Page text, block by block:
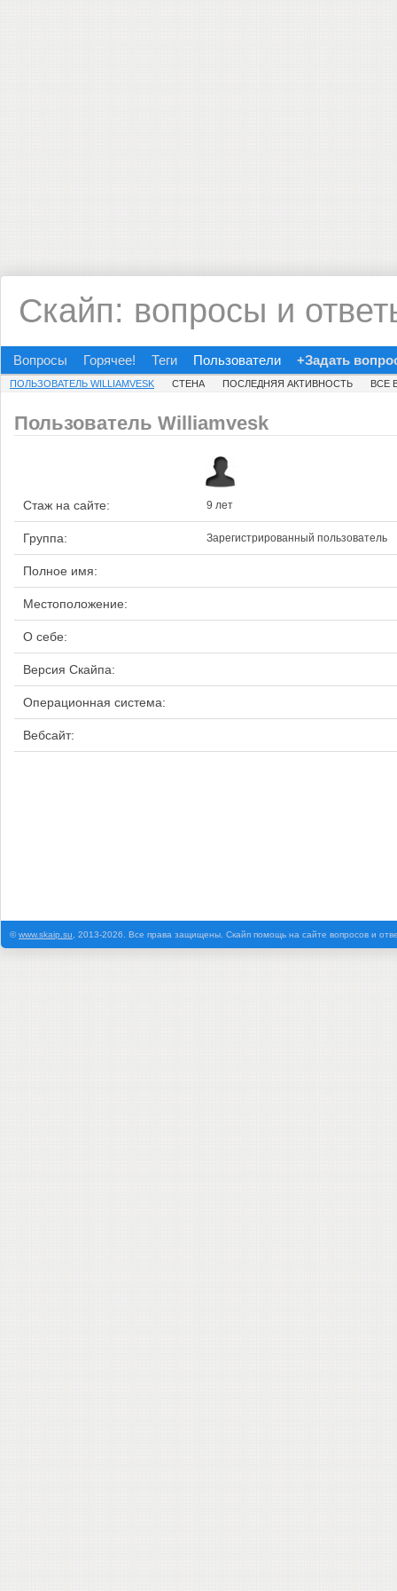
Скайп: вопросы и
Вопросы Горячее! Теги Пользователи +Задать
ПОЛЬЗОВАТЕЛЬ WILLIAMVESK СТЕНА ПОСЛЕДНЯЯ АКТИВНОСТЬ ВСЕ
Пользователь Williamvesk
Стаж на сайте: 9 лет
Группа: Зарегистрированный пользователь
Полное имя:
Местоположение:
О себе:
Версия Скайпа:
Операционная система:
Вебсайт:
©www.skaip.su , 2013-2026. Все права защищены. Скайп помощь на сайте вопросов и